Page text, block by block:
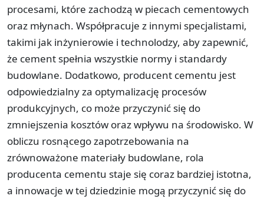
procesami, które zachodzą w piecach cementowych
oraz młynach. Współpracuje z innymi specjalistami,
takimi jak inżynierowie i technolodzy, aby zapewnić,
że cement spełnia wszystkie normy i standardy
budowlane. Dodatkowo, producent cementu jest
odpowiedzialny za optymalizację procesów
produkcyjnych, co może przyczynić się do
zmniejszenia kosztów oraz wpływu na środowisko. W
obliczu rosnącego zapotrzebowania na
zrównoważone materiały budowlane, rola
producenta cementu staje się coraz bardziej istotna,
a innowacje w tej dziedzinie mogą przyczynić się do